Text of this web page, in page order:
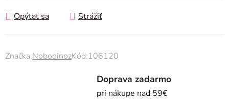
Opýtať sa Strážiť
Značka:NobodinozKód:106120
Doprava zadarmo
pri nákupe nad 59€